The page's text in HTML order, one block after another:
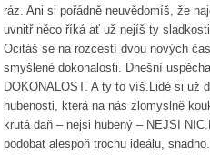
ráz. Ani si pořádně neuvědomíš, že
uvnitř něco říká ať už nejíš ty
Ocitáš se na rozcestí dvou nových
smyšlené dokonalosti. Dnešní
DOKONALOST. A ty to víš.Lidé si už
hubenosti, která na nás zlomyslně
krutá daň – nejsi hubený – NEJSI
podobat alespoň trochu ideálu,